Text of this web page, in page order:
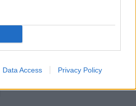
Data Access Privacy Policy
,eső